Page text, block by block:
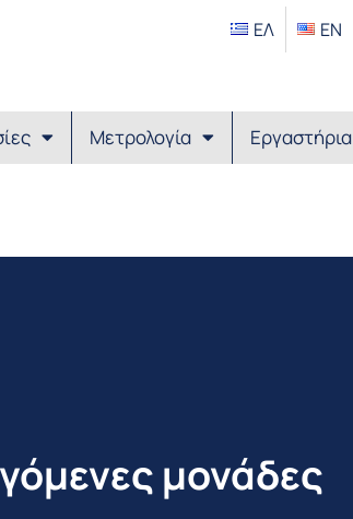
ΕΛ EΝ
Μετρολογία Εργαστήρια
μονάδες